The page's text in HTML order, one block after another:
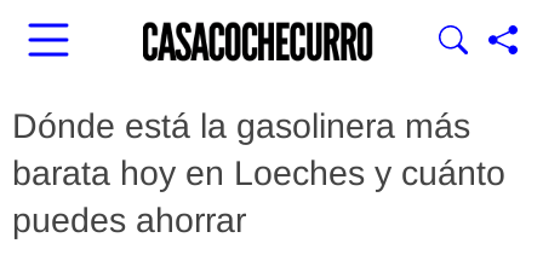
Dónde está la gasolinera más
barata hoy en Loeches y cuánto
puedes ahorrar